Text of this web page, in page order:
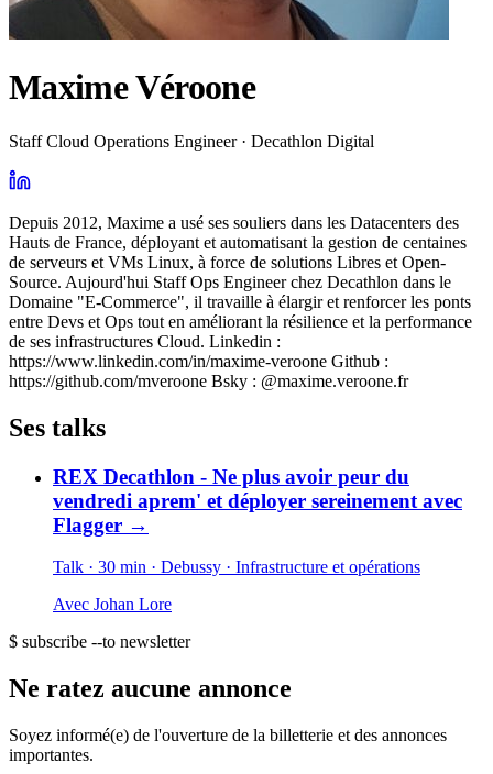
Maxime Véroone
Staff Cloud Operations Engineer · Decathlon Digital
Depuis 2012, Maxime a usé ses souliers dans les Datacenters des
Hauts de France, déployant et automatisant la gestion de centaines
de serveurs et VMs Linux, à force de solutions Libres et Open-
Source. Aujourd'hui Staff Ops Engineer chez Decathlon dans le
Domaine "E-Commerce", il travaille à élargir et renforcer les ponts
entre Devs et Ops tout en améliorant la résilience et la performance
de ses infrastructures Cloud. Linkedin :
https://www.linkedin.com/in/maxime-veroone Github :
https://github.com/mveroone Bsky : @maxime.veroone.fr
Ses talks
REX Decathlon - Ne plus avoir peur du
vendredi aprem' et déployer sereinement avec
Flagger →
Talk · 30 min · Debussy · Infrastructure et opérations
Avec Johan Lore
$ subscribe --to newsletter
Ne ratez aucune annonce
Soyez informé(e) de l'ouverture de la billetterie et des annonces
importantes.